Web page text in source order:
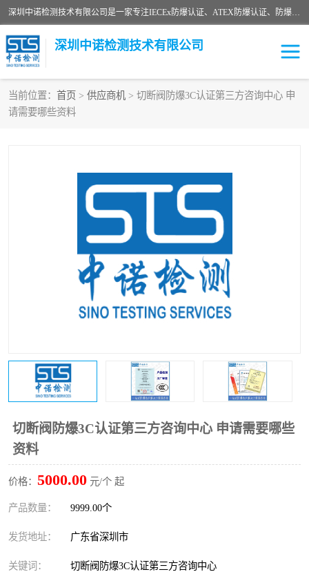
深圳中诺检测技术有限公司是一家专注IECEx防爆认证、ATEX防爆认证、防爆电气检测、防爆合格证、煤安认证等代理机构，可为客户提供从防爆设计、认证、现场检查、工程施工改造、培训等一站式服务。
深圳中诺检测技术有限公司
当前位置： 首页 > 供应商机 > 切断阀防爆3C认证第三方咨询中心 申
请需要哪些资料
切断阀防爆3C认证第三方咨询中心 申请需要哪些
资料
价格： 5000.00 元/个 起
产品数量： 9999.00个
发货地址： 广东省深圳市
关键词： 切断阀防爆3C认证第三方咨询中心
ATEX防爆认证
煤安矿安
IECEx防爆认证 防爆设计
防爆资质证书 各国防爆认证
SIL认证
防爆电气检测机构 防爆合格证代理机构